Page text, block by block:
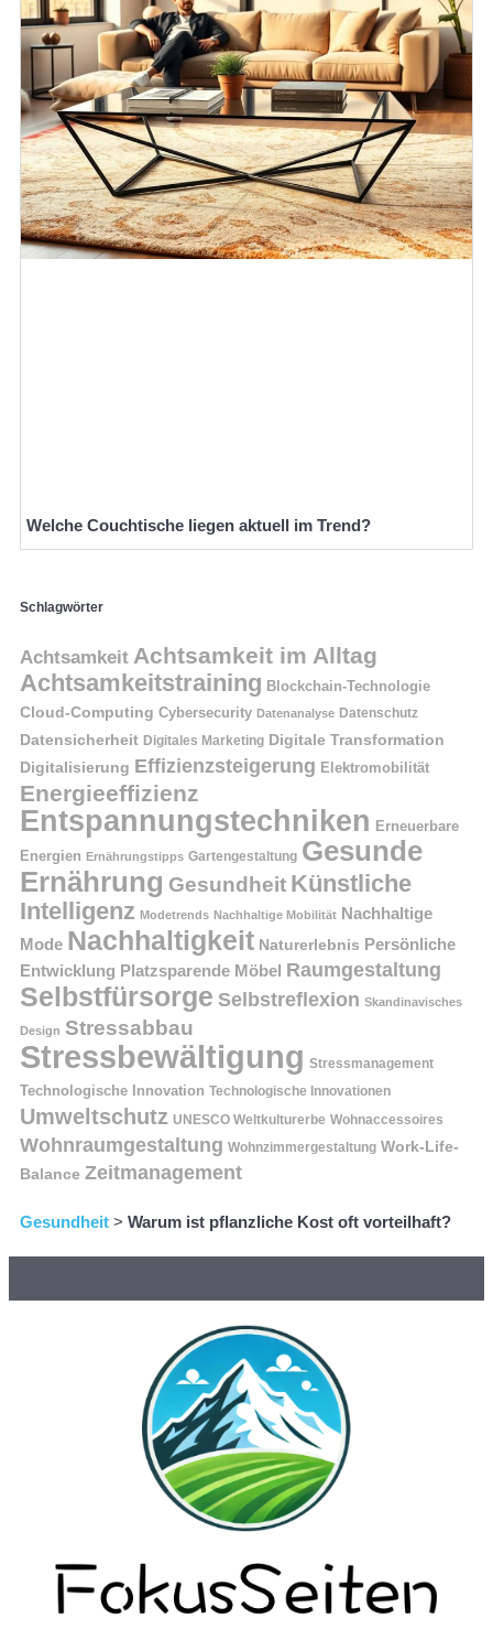
Welche Couchtische liegen aktuell im Trend?
Schlagwörter
Achtsamkeit Achtsamkeit im Alltag
Achtsamkeitstraining Blockchain-Technologie
Cloud-Computing Cybersecurity Datenanalyse Datenschutz
Datensicherheit Digitales Marketing Digitale Transformation
Digitalisierung Effizienzsteigerung Elektromobilität
Energieeffizienz
Entspannungstechniken Erneuerbare
Energien Ernährungstipps Gartengestaltung Gesunde
Ernährung Gesundheit Künstliche
Intelligenz Modetrends Nachhaltige Mobilität Nachhaltige
Mode Nachhaltigkeit Naturerlebnis Persönliche
Entwicklung Platzsparende Möbel Raumgestaltung
Selbstfürsorge Selbstreflexion Skandinavisches
Design Stressabbau
Stressbewältigung Stressmanagement
Technologische Innovation Technologische Innovationen
Umweltschutz UNESCO Weltkulturerbe Wohnaccessoires
Wohnraumgestaltung Wohnzimmergestaltung Work-Life-
Balance Zeitmanagement
Gesundheit > Warum ist pflanzliche Kost oft vorteilhaft?